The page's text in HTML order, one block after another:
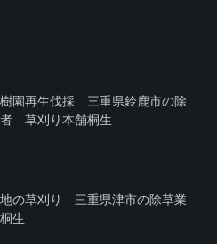
園再生伐採 三重県鈴鹿市の除
草刈り本舗桐生
の草刈り 三重県津市の除草業
生